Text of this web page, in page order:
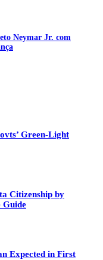
Neymar Jr. com
Green-Light
Citizenship by
Guide
Expected in First